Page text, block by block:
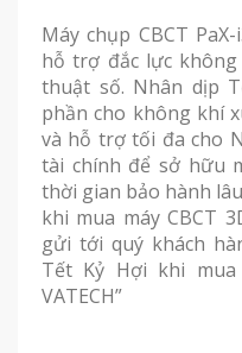
Máy chụp CBCT
hỗ trợ đắc lực
thuật số. Nhân dịp
phần cho không khí
và hỗ trợ tối đa cho
tài chính để sở hữu
thời gian bảo hành
khi mua máy CBCT
gửi tới quý khách
Tết Kỷ Hợi khi mua
VATECH”